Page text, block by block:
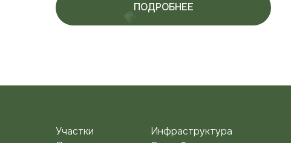
ПОДРОБНЕЕ
Участки
Инфраструктура